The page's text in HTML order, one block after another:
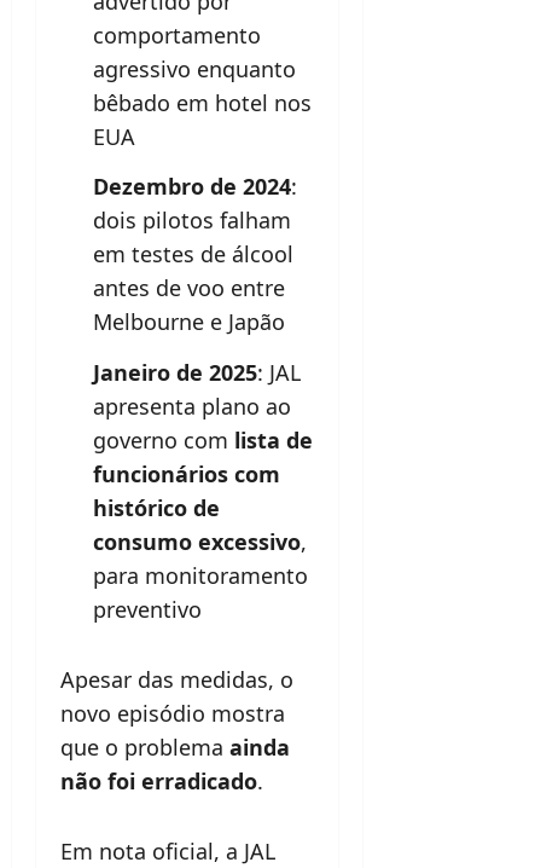
comportamento
agressivo enquanto
bêbado em hotel nos
EUA
Dezembro de 2024:
dois pilotos falham
em testes de álcool
antes de voo entre
Melbourne e Japão
Janeiro de 2025: JAL
apresenta plano ao
governo com lista de
funcionários com
histórico de
consumo excessivo,
para monitoramento
preventivo
Apesar das medidas, o
novo episódio mostra
que o problema ainda
não foi erradicado.
Em nota oficial, a JAL